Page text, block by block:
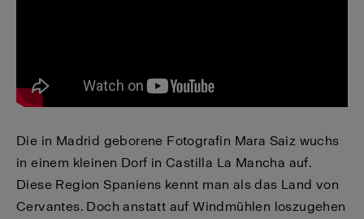
Die in Madrid geborene Fotografin Mara Saiz wuchs
in einem kleinen Dorf in Castilla La Mancha auf.
Diese Region Spaniens kennt man als das Land von
Cervantes. Doch anstatt auf Windmühlen loszugehen